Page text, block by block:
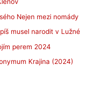
Nejen mezi nomády
musel narodit v Lužné
perem 2024
Krajina (2024)